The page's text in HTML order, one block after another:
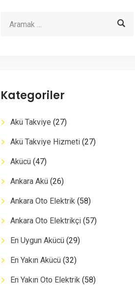
Kategoriler
Akü Takviye (27)
Akü Takviye Hizmeti (27)
Akücü (47)
Ankara Akü (26)
Ankara Oto Elektrik (58)
Ankara Oto Elektrikçi (57)
En Uygun Akücü (29)
En Yakın Akücü (32)
En Yakın Oto Elektrik (58)